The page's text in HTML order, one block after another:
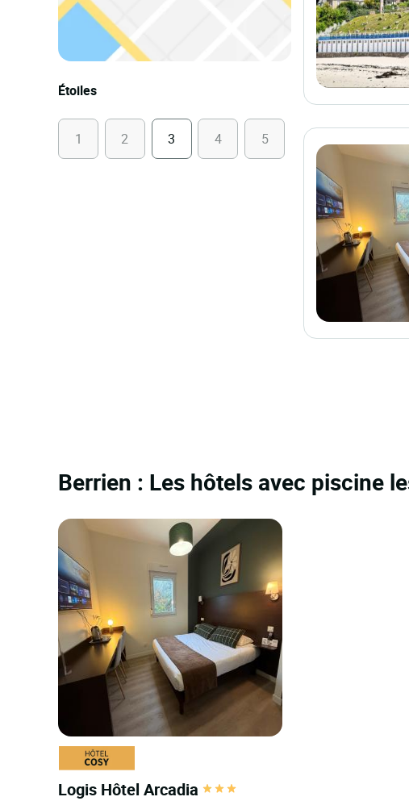
Étoiles
1 2 3 4 5
Berrien : Les hôtels avec piscine
Logis Hôtel Arcadia